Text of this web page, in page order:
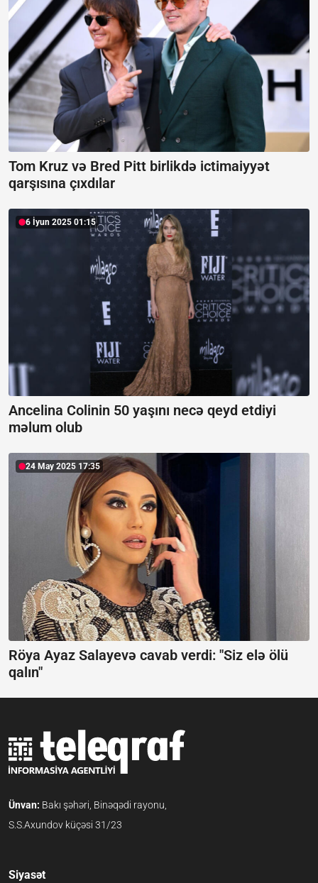
Tom Kruz və Bred Pitt birlikdə ictimaiyyət
qarşısına çıxdılar
6 İyun 2025 01:15
Ancelina Colinin 50 yaşını necə qeyd etdiyi
məlum olub
24 May 2025 17:35
Röya Ayaz Salayevə cavab verdi: "Siz elə ölü
qalın"
Ünvan: Bakı şəhəri, Binəqədi rayonu,
S.S.Axundov küçəsi 31/23
Siyasət